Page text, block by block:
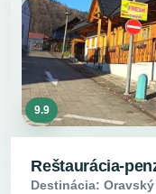
9.9
Reštaurácia-
Destinácia: